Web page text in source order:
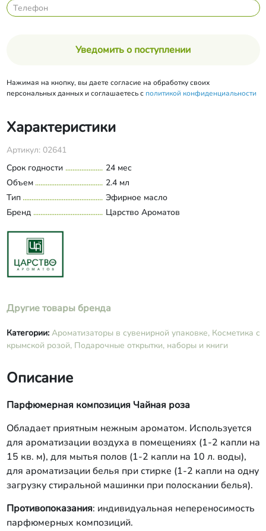
Уведомить о поступлении
Нажимая на кнопку, вы даете согласие на обработку своих
персональных данных и соглашаетесь с политикой конфиденциальности
Характеристики
Артикул: 02641
Срок годности
24 мес
Объем
2.4 мл
Тип
Эфирное масло
Бренд
Царство Ароматов
Другие товары бренда
Категории: Ароматизаторы в сувенирной упаковке, Косметика с
крымской розой, Подарочные открытки, наборы и книги
Описание
Парфюмерная композиция Чайная роза
Обладает приятным нежным ароматом. Используется
для ароматизации воздуха в помещениях (1-2 капли на
15 кв. м), для мытья полов (1-2 капли на 10 л. воды),
для ароматизации белья при стирке (1-2 капли на одну
загрузку стиральной машинки при полоскании белья).
Противопоказания: индивидуальная непереносимость
парфюмерных композиций.